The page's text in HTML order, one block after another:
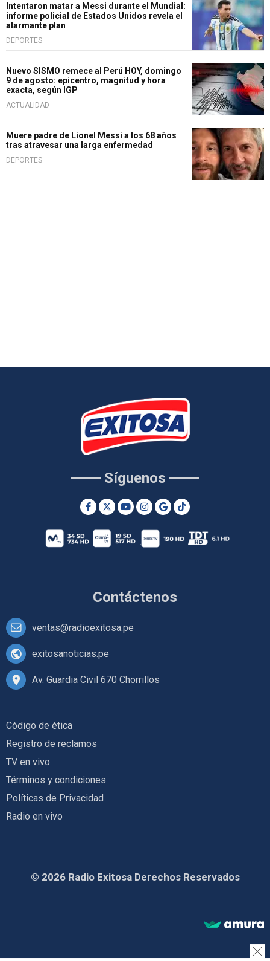
Intentaron matar a Messi durante el Mundial:
informe policial de Estados Unidos revela el
alarmante plan
DEPORTES
Nuevo SISMO remece al Perú HOY, domingo
9 de agosto: epicentro, magnitud y hora
exacta, según IGP
ACTUALIDAD
Muere padre de Lionel Messi a los 68 años
tras atravesar una larga enfermedad
DEPORTES
Contáctenos
ventas@radioexitosa.pe
exitosanoticias.pe
Av. Guardia Civil 670 Chorrillos
Síguenos
Código de ética
Registro de reclamos
TV en vivo
Términos y condiciones
Políticas de Privacidad
Radio en vivo
© 2026 Radio Exitosa Derechos Reservados